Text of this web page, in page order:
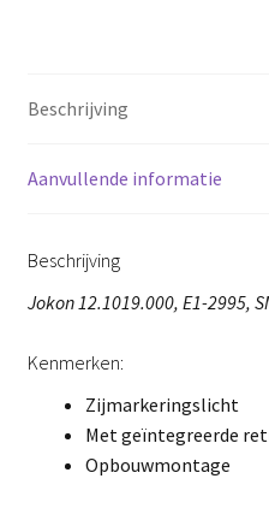
Beschrijving
Aanvullende informatie
Beschrijving
Jokon 12.1019.000, E1-2995,
Kenmerken:
Zijmarkeringslicht
Met geïntegreerde
Opbouwmontage